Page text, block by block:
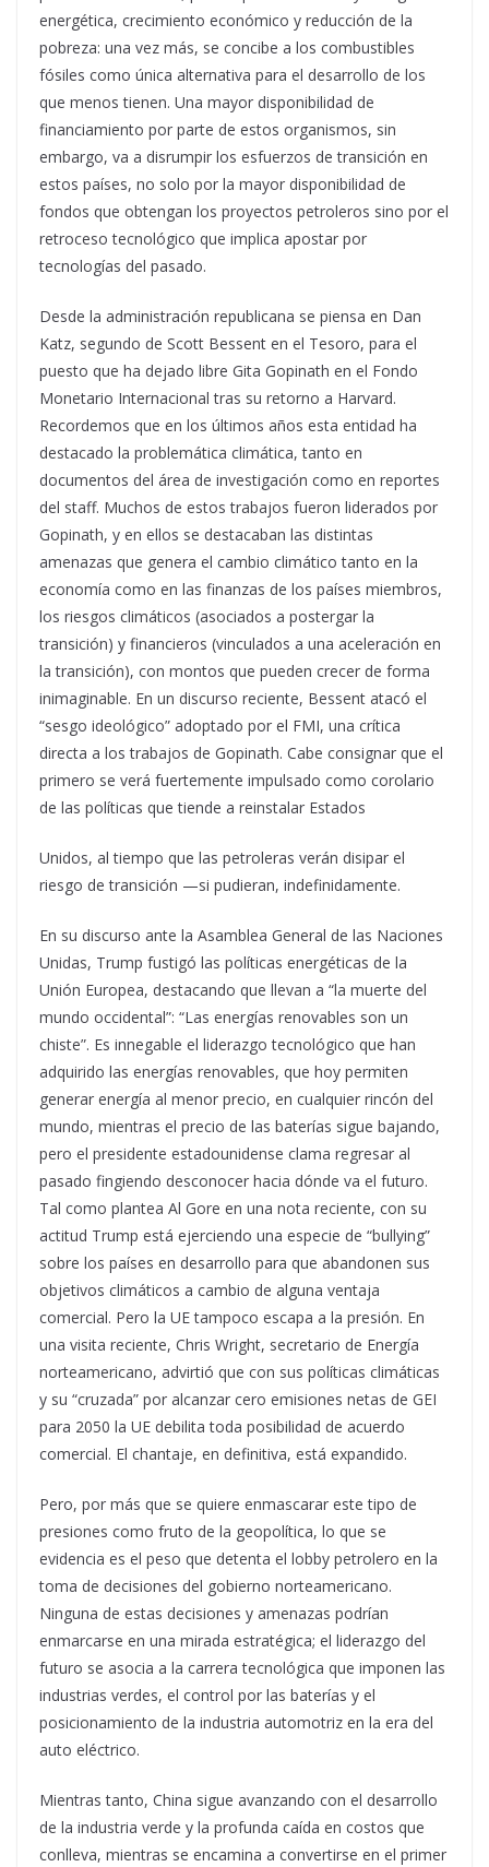
energética, crecimiento económico y reducción de la
pobreza: una vez más, se concibe a los combustibles
fósiles como única alternativa para el desarrollo de los
que menos tienen. Una mayor disponibilidad de
financiamiento por parte de estos organismos, sin
embargo, va a disrumpir los esfuerzos de transición en
estos países, no solo por la mayor disponibilidad de
fondos que obtengan los proyectos petroleros sino por el
retroceso tecnológico que implica apostar por
tecnologías del pasado.
Desde la administración republicana se piensa en Dan
Katz, segundo de Scott Bessent en el Tesoro, para el
puesto que ha dejado libre Gita Gopinath en el Fondo
Monetario Internacional tras su retorno a Harvard.
Recordemos que en los últimos años esta entidad ha
destacado la problemática climática, tanto en
documentos del área de investigación como en reportes
del staff. Muchos de estos trabajos fueron liderados por
Gopinath, y en ellos se destacaban las distintas
amenazas que genera el cambio climático tanto en la
economía como en las finanzas de los países miembros,
los riesgos climáticos (asociados a postergar la
transición) y financieros (vinculados a una aceleración en
la transición), con montos que pueden crecer de forma
inimaginable. En un discurso reciente, Bessent atacó el
“sesgo ideológico” adoptado por el FMI, una crítica
directa a los trabajos de Gopinath. Cabe consignar que el
primero se verá fuertemente impulsado como corolario
de las políticas que tiende a reinstalar Estados
Unidos, al tiempo que las petroleras verán disipar el
riesgo de transición —si pudieran, indefinidamente.
En su discurso ante la Asamblea General de las Naciones
Unidas, Trump fustigó las políticas energéticas de la
Unión Europea, destacando que llevan a “la muerte del
mundo occidental”: “Las energías renovables son un
chiste”. Es innegable el liderazgo tecnológico que han
adquirido las energías renovables, que hoy permiten
generar energía al menor precio, en cualquier rincón del
mundo, mientras el precio de las baterías sigue bajando,
pero el presidente estadounidense clama regresar al
pasado fingiendo desconocer hacia dónde va el futuro.
Tal como plantea Al Gore en una nota reciente, con su
actitud Trump está ejerciendo una especie de “bullying”
sobre los países en desarrollo para que abandonen sus
objetivos climáticos a cambio de alguna ventaja
comercial. Pero la UE tampoco escapa a la presión. En
una visita reciente, Chris Wright, secretario de Energía
norteamericano, advirtió que con sus políticas climáticas
y su “cruzada” por alcanzar cero emisiones netas de GEI
para 2050 la UE debilita toda posibilidad de acuerdo
comercial. El chantaje, en definitiva, está expandido.
Pero, por más que se quiere enmascarar este tipo de
presiones como fruto de la geopolítica, lo que se
evidencia es el peso que detenta el lobby petrolero en la
toma de decisiones del gobierno norteamericano.
Ninguna de estas decisiones y amenazas podrían
enmarcarse en una mirada estratégica; el liderazgo del
futuro se asocia a la carrera tecnológica que imponen las
industrias verdes, el control por las baterías y el
posicionamiento de la industria automotriz en la era del
auto eléctrico.
Mientras tanto, China sigue avanzando con el desarrollo
de la industria verde y la profunda caída en costos que
conlleva, mientras se encamina a convertirse en el primer